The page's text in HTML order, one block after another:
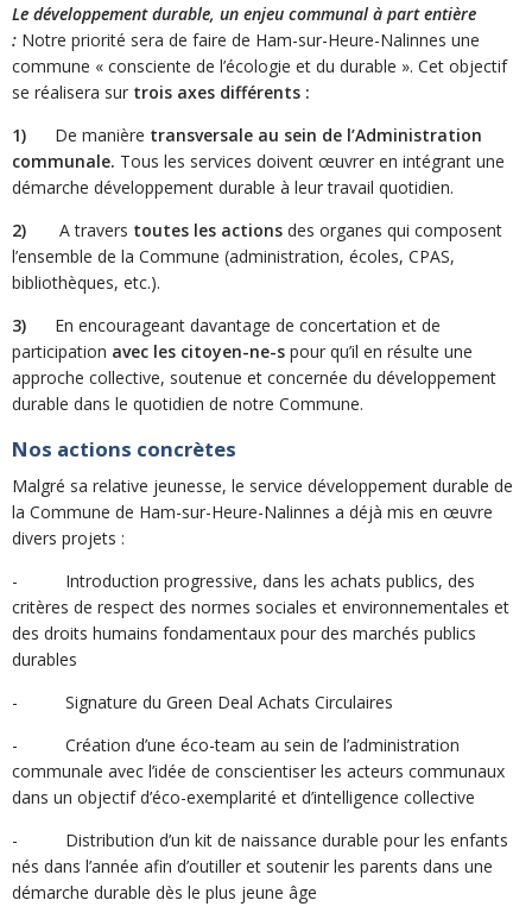
Le développement durable, un enjeu communal à part entière
: Notre priorité sera de faire de Ham-sur-Heure-Nalinnes une
commune « consciente de l’écologie et du durable ». Cet objectif
se réalisera sur trois axes différents :
1)
De manière transversale au sein de l’Administration
communale. Tous les services doivent œuvrer en intégrant une
démarche développement durable à leur travail quotidien.
2)
A travers toutes les actions des organes qui composent
l’ensemble de la Commune (administration, écoles, CPAS,
bibliothèques, etc.).
3) En encourageant davantage de concertation et de
participation avec les citoyen-ne-s pour qu’il en résulte une
approche collective, soutenue et concernée du développement
durable dans le quotidien de notre Commune.
Nos actions concrètes
Malgré sa relative jeunesse, le service développement durable de
la Commune de Ham-sur-Heure-Nalinnes a déjà mis en œuvre
divers projets :
- Introduction progressive, dans les achats publics, des
critères de respect des normes sociales et environnementales et
des droits humains fondamentaux pour des marchés publics
durables
- Signature du Green Deal Achats Circulaires
- Création d’une éco-team au sein de l’administration
communale avec l’idée de conscientiser les acteurs communaux
dans un objectif d’éco-exemplarité et d’intelligence collective
- Distribution d’un kit de naissance durable pour les enfants
nés dans l’année afin d’outiller et soutenir les parents dans une
démarche durable dès le plus jeune âge